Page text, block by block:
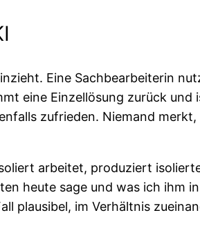
Eine Sachbearbeiterin
eine Einzellösung zurück
zufrieden. Niemand
arbeitet, produziert
heute sage und was ich ihm
plausibel, im Verhältnis